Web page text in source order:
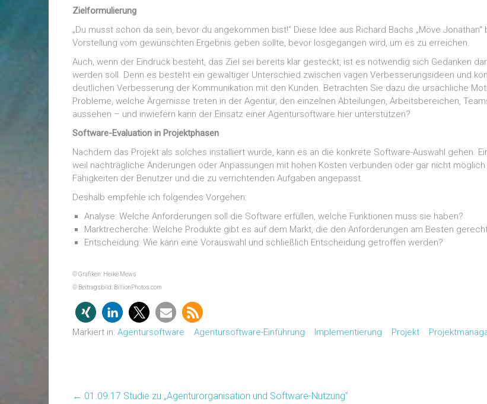
Zielformulierung
„Du musst schon da sein, bevor du angekommen bist!“ Diese Idee aus Richard Bachs „Möve
Vorstellung vom gewünschten Ergebnis geben sollte, bevor losgegangen wird, um es zu erreichen.
Auch, wenn der Eindruck besteht, das Ziel sei bereits klar gesteckt, ist es notwendig sich Gedanken
werden soll. Denn es besteht ein gewaltiger Unterschied zwischen vagen Verbesserungsideen und
deutlichen Verbesserung der Kommunikation mit den Kunden. Betrachten Sie dazu die ursächliche
Probleme, welche Ärgernisse treten in der Agentur, den einzelnen Abteilungen, Arbeitsbereichen,
aussehen – und inwiefern kann der Einsatz einer Agentursoftware hier unterstützen?
Software-Evaluation in Projektphasen
Nachdem das Projekt als solches installiert wurde, kann es an die konkrete Software-Auswahl gehen.
weil nachträgliche Änderungen oder Anpassungen mit hohen Kosten verbunden oder gar nicht
Fähigkeiten der Benutzer und die zu verrichtenden Aufgaben angepasst.
Deshalb empfehle ich folgendes Vorgehen:
Analyse: Welche Anforderungen soll die Software erfüllen, welche Funktionen muss sie haben?
Marktrecherche: Welche Produkte gibt es auf dem Markt, die den Anforderungen am Besten
Entscheidung: Wie kann eine Vorauswahl und schließlich Entscheidung getroffen werden?
© Grafiken: Heike Mews
© Beitragsbild: BillionPhotos.com
Markiert in: Agentursoftware Agentursoftware-Einführung Implementierung Projekt
← 01.09.17 Studie zu „Agenturorganisation und Software-Nutzung”